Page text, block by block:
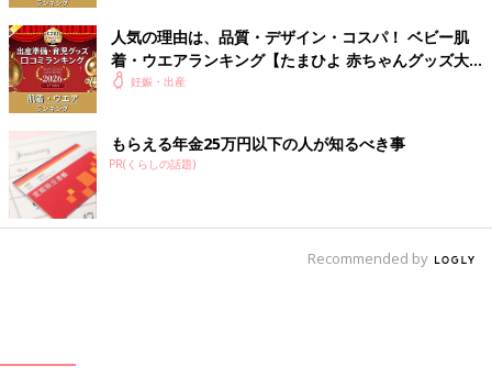
人気の理由は、品質・デザイン・コスパ！ ベビー肌
着・ウエアランキング【たまひよ 赤ちゃんグッズ大
賞2026】
妊娠・出産
もらえる年金25万円以下の人が知るべき事
PR(くらしの話題)
Recommended by